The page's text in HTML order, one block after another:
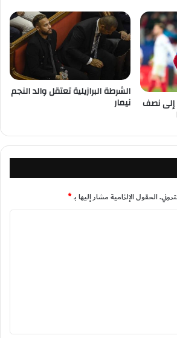
إلى نصف
الشرطة البرازيلية تعتقل والد النجم
نيمار
الحقول الإلزامية مشار إليها بـ*